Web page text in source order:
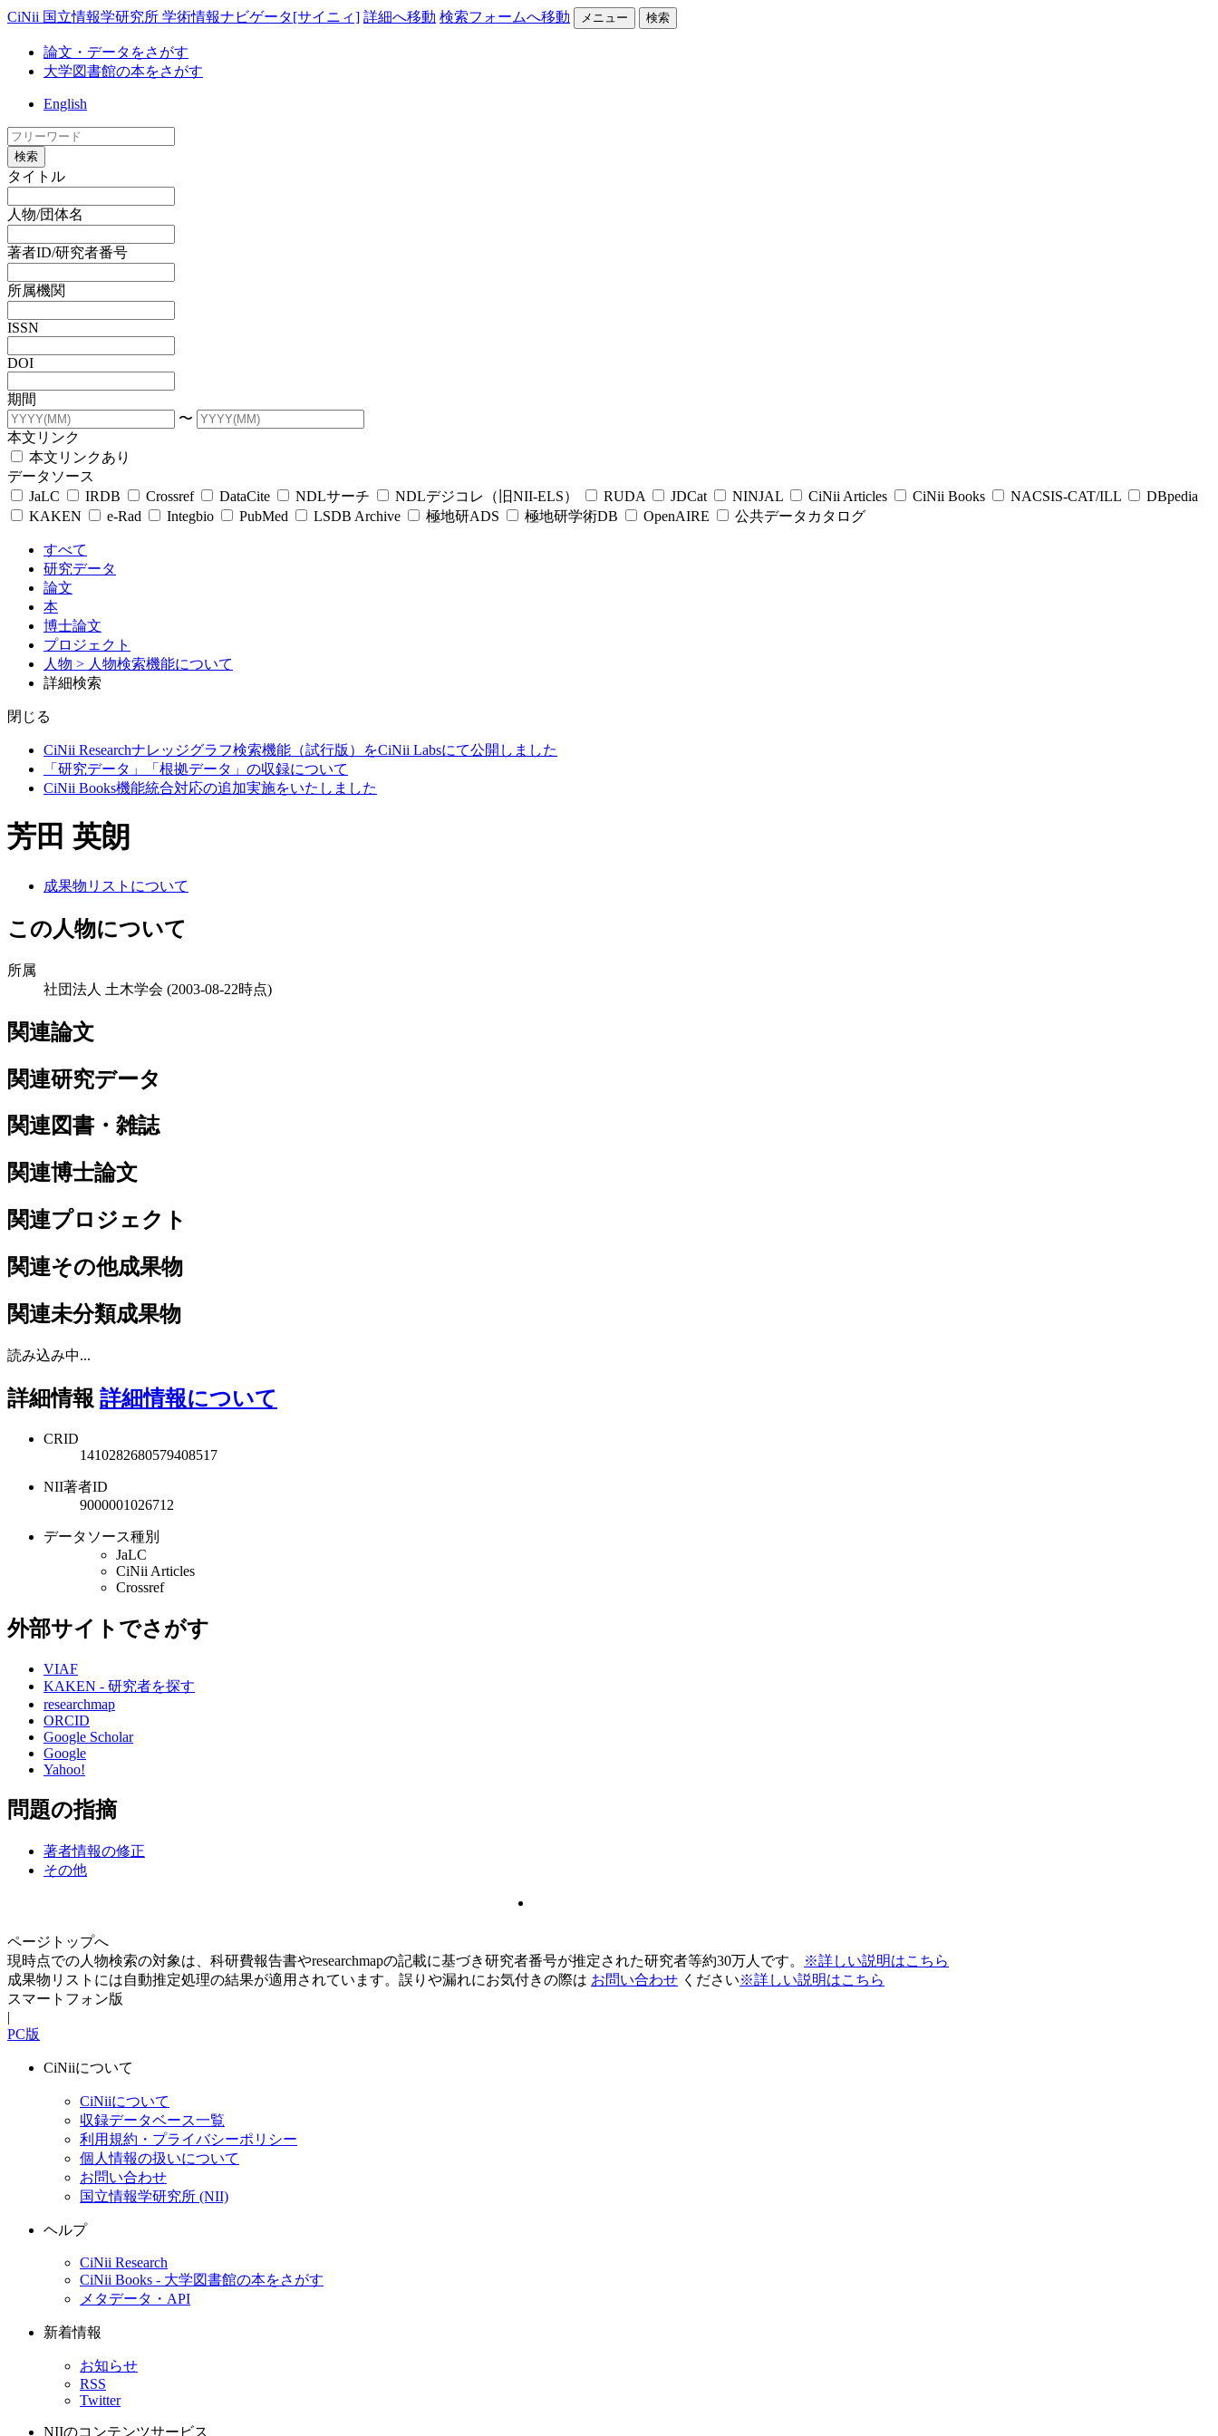
CiNii 国立情報学研究所 学術情報ナビゲータ[サイニィ] 詳細へ移動 検索フォームへ移動 メニュー 検索
論文・データをさがす
大学図書館の本をさがす
English
検索
タイトル
人物/団体名
著者ID/研究者番号
所属機関
ISSN
DOI
期間
〜
本文リンク
本文リンクあり
データソース
JaLC
IRDB Crossref DataCite NDLサーチ NDLデジコレ（旧NII-ELS） RUDA JDCat NINJAL CiNii Articles CiNii Books NACSIS-CAT/ILL
DBpedia
KAKEN
e-Rad Integbio PubMed LSDB Archive 極地研ADS 極地研学術DB OpenAIRE 公共データカタログ
すべて
研究データ
論文
本
博士論文
プロジェクト
人物 > 人物検索機能について
詳細検索
閉じる
CiNii Researchナレッジグラフ検索機能（試行版）をCiNii Labsにて公開しました
「研究データ」「根拠データ」の収録について
CiNii Books機能統合対応の追加実施をいたしました
芳田 英朗
成果物リストについて
この人物について
所属
社団法人 土木学会 (2003-08-22時点)
関連論文
関連研究データ
関連図書・雑誌
関連博士論文
関連プロジェクト
関連その他成果物
関連未分類成果物
読み込み中...
詳細情報 詳細情報について
CRID
1410282680579408517
NII著者ID
9000001026712
データソース種別
JaLC
CiNii Articles
Crossref
外部サイトでさがす
VIAF
KAKEN - 研究者を探す
researchmap
ORCID
Google Scholar
Google
Yahoo!
問題の指摘
著者情報の修正
その他
ページトップへ
現時点での人物検索の対象は、科研費報告書やresearchmapの記載に基づき研究者番号が推定された研究者等約30万人です。
※詳しい説明はこちら
成果物リストには自動推定処理の結果が適用されています。誤りや漏れにお気付きの際は お問い合わせ ください※詳しい説明はこちら
スマートフォン版
|
PC版
CiNiiについて
CiNiiについて
収録データベース一覧
利用規約・プライバシーポリシー
個人情報の扱いについて
お問い合わせ
国立情報学研究所 (NII)
ヘルプ
CiNii Research
CiNii Books - 大学図書館の本をさがす
メタデータ・API
新着情報
お知らせ
RSS
Twitter
NIIのコンテンツサービス